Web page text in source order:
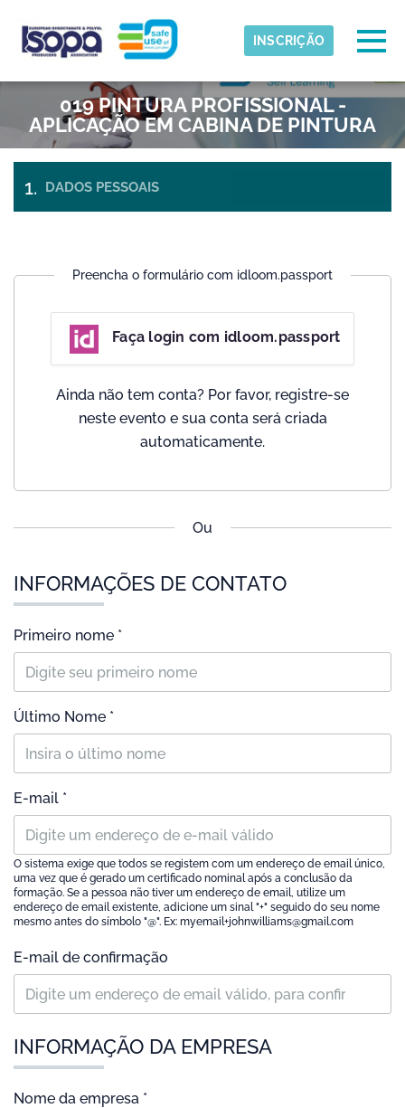
INSCRIÇÃO
ISOPA-AISBL
019 PINTURA PROFISSIONAL -
APLICAÇÃO EM CABINA DE PINTURA
DADOS PESSOAIS
Preencha o formulário com idloom.passport
Faça login com idloom.passport
Ainda não tem conta? Por favor, registre-se
neste evento e sua conta será criada
automaticamente.
Ou
INFORMAÇÕES DE CONTATO
Primeiro nome *
Último Nome *
E-mail *
O sistema exige que todos se registem com um endereço de email único,
uma vez que é gerado um certificado nominal após a conclusão da
formação. Se a pessoa não tiver um endereço de email, utilize um
endereço de email existente, adicione um sinal "+" seguido do seu nome
mesmo antes do símbolo "@". Ex: myemail+johnwilliams@gmail.com
E-mail de confirmação
INFORMAÇÃO DA EMPRESA
Nome da empresa *
Fuso horário detectado